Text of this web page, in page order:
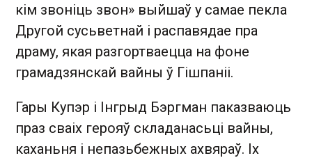
кім звоніць звон» выйшаў у самае пекла
Другой сусьветнай і распавядае пра
драму, якая разгортваецца на фоне
грамадзянскай вайны ў Гішпаніі.
Гары Купэр і Інгрыд Бэргман паказваюць
праз сваіх герояў складанасьці вайны,
каханьня і непазьбежных ахвяраў. Іх